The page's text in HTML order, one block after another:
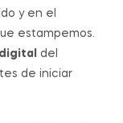
y en el
estampemos.
del
de iniciar